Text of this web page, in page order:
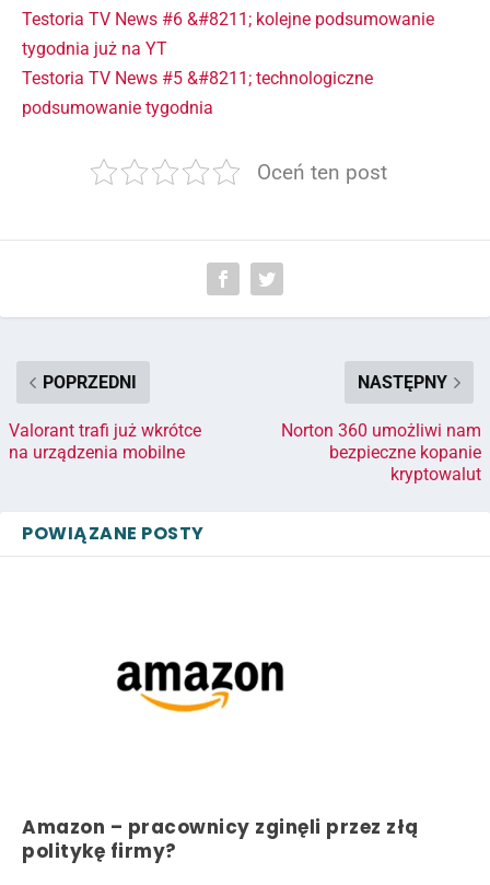
Testoria TV News #6 &#8211; kolejne podsumowanie
tygodnia już na YT
Testoria TV News #5 &#8211; technologiczne
podsumowanie tygodnia
Oceń ten post
POPRZEDNI
Valorant trafi już wkrótce
na urządzenia mobilne
NASTĘPNY
Norton 360 umożliwi nam
bezpieczne kopanie
kryptowalut
POWIĄZANE POSTY
Amazon – pracownicy zginęli przez złą
politykę firmy?